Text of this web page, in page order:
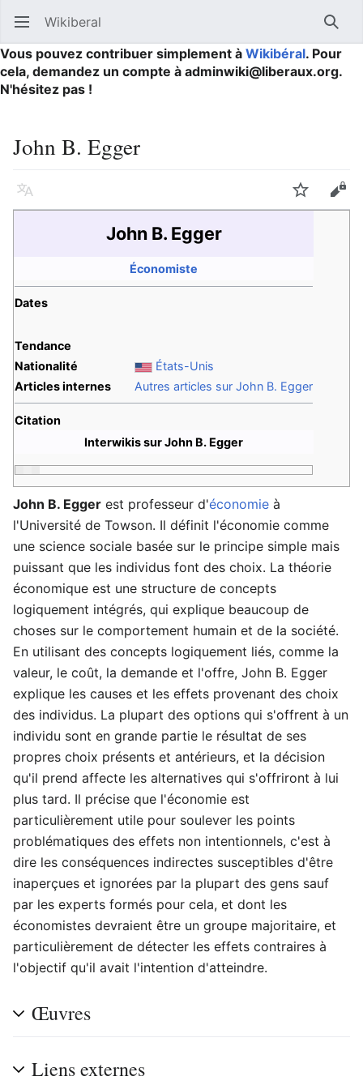
Ouvrir le menu principal Wikiberal
Vous pouvez contribuer simplement à Wikibéral. Pour
cela, demandez un compte à adminwiki@liberaux.org.
N'hésitez pas !
John B. Egger
Langue Suivre
John B. Egger
Économiste
Dates
Tendance
Nationalité
États-Unis
Articles internes
Autres articles sur John B. Egger
Citation
Interwikis sur John B. Egger
John B. Egger est professeur d'économie à
l'Université de Towson. Il définit l'économie comme
une science sociale basée sur le principe simple mais
puissant que les individus font des choix. La théorie
économique est une structure de concepts
logiquement intégrés, qui explique beaucoup de
choses sur le comportement humain et de la société.
En utilisant des concepts logiquement liés, comme la
valeur, le coût, la demande et l'offre, John B. Egger
explique les causes et les effets provenant des choix
des individus. La plupart des options qui s'offrent à un
individu sont en grande partie le résultat de ses
propres choix présents et antérieurs, et la décision
qu'il prend affecte les alternatives qui s'offriront à lui
plus tard. Il précise que l'économie est
particulièrement utile pour soulever les points
problématiques des effets non intentionnels, c'est à
dire les conséquences indirectes susceptibles d'être
inaperçues et ignorées par la plupart des gens sauf
par les experts formés pour cela, et dont les
économistes devraient être un groupe majoritaire, et
particulièrement de détecter les effets contraires à
l'objectif qu'il avait l'intention d'atteindre.
Œuvres
Liens externes